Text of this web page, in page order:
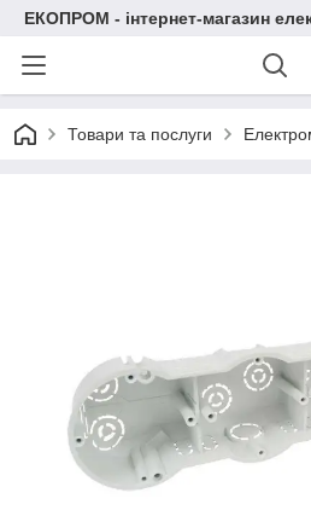
ЕКОПРОМ - інтернет-магазин
Товари та послуги